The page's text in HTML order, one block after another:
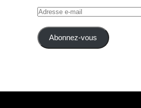
Adresse
mail Abonnez-vous